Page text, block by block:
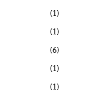
(1)
(1)
(6)
(1)
(1)